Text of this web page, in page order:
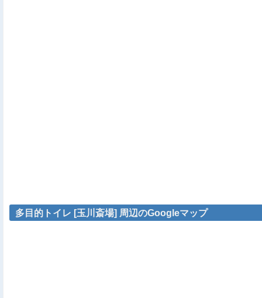
多目的トイレ [玉川斎場] 周辺のGoogleマップ